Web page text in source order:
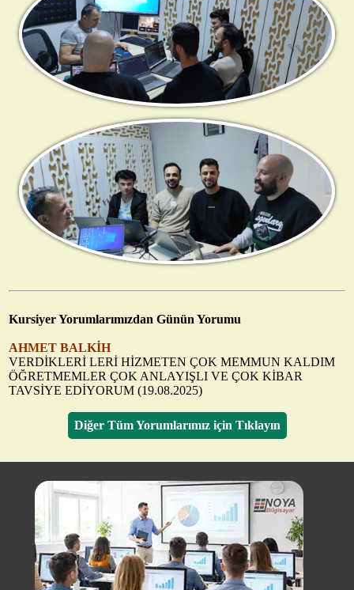
Kursiyer Yorumlarımızdan Günün Yorumu
AHMET BALKİH
VERDİKLERİ LERİ HİZMETEN ÇOK MEMMUN KALDIM
ÖĞRETMEMLER ÇOK ANLAYIŞLI VE ÇOK KİBAR
TAVSİYE EDİYORUM (19.08.2025)
Diğer Tüm Yorumlarımız için Tıklayın